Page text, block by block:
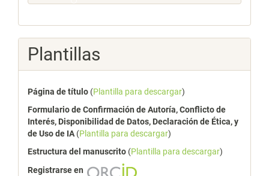
Plantillas
Página de título (Plantilla para descargar)
Formulario de Confirmación de Autoría, Conflicto de
Interés, Disponibilidad de Datos, Declaración de Ética, y
de Uso de IA (Plantilla para descargar)
Estructura del manuscrito (Plantilla para descargar)
Registrarse en